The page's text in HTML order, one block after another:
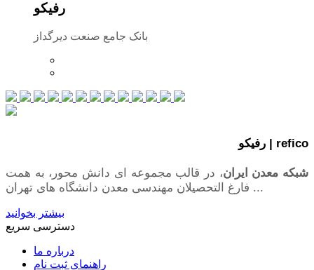
رفیکو
بانک جامع صنعت دیرگداز
رفیکو | refico
شبکه معدن ایران، در قالب مجموعه ای دانش محور، به همت
فارغ­ التحصیلان مهندسی معدن دانشگاه ­های تهران ...
بیشتر بخوانید
دسترسی سریع
درباره ما
راهنمای ثبت نام